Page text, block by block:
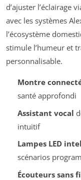
d’ajuster l’éclairage
avec les systèmes
l’écosystème
stimule l’humeur et
personnalisable.
Montre
santé approfondi
Assistant vocal
intuitif
Lampes LED
scénarios
Écouteurs sans